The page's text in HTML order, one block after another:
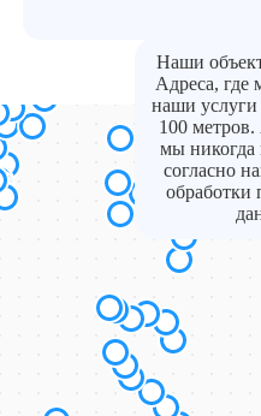
Наши
Адреса, где
наши услуги
100 метров.
мы никогда
согласно
обработки